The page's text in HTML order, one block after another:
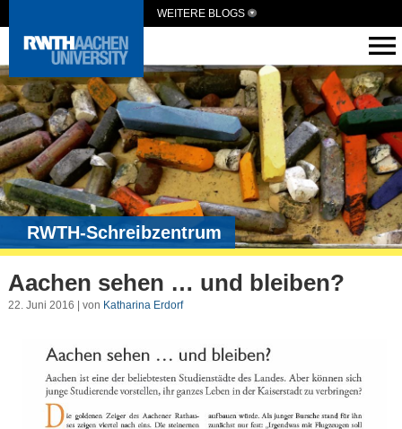
WEITERE BLOGS
RWTH-Schreibzentrum
Aachen sehen … und bleiben?
22. Juni 2016 | von Katharina Erdorf